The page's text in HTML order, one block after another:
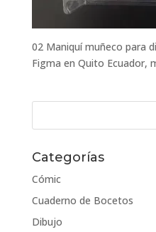
02 Maniquí muñeco para
Figma en Quito Ecuador,
Categorías
Cómic
Cuaderno de Bocetos
Dibujo